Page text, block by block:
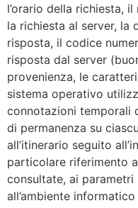
l’orario della richiesta,
la richiesta al server, la
risposta, il codice
risposta dal server
provenienza, le
sistema operativo
connotazioni temporali
di permanenza su
all’itinerario seguito
particolare riferimento
consultate, ai
all’ambiente informatico